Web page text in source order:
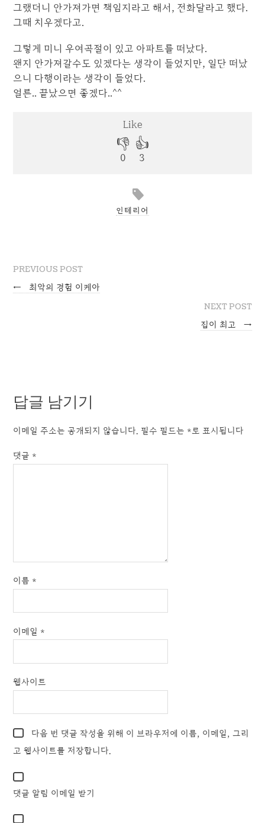
그랬더니 안가져가면 책임지라고 해서, 전화달라고 했다.
그때 치우겠다고.
그렇게 미니 우여곡절이 있고 아파트를 떠났다.
왠지 안가져갈수도 있겠다는 생각이 들었지만, 일단 떠났
으니 다행이라는 생각이 들었다.
얼른.. 끝났으면 좋겠다..^^
인테리어
PREVIOUS POST
← 최악의 경험 이케아
NEXT POST
집이 최고 →
답글 남기기
이메일 주소는 공개되지 않습니다. 필수 필드는 *로 표시됩니다
댓글 *
이름 *
이메일 *
웹사이트
다음 번 댓글 작성을 위해 이 브라우저에 이름, 이메일, 그리
고 웹사이트를 저장합니다.
댓글 알림 이메일 받기